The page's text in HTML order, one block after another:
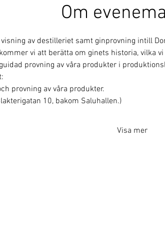
Om
av destilleriet samt ginprovning intill
vi att berätta om ginets historia, vilka
provning av våra produkter i
provning av våra produkter.
10, bakom Saluhallen.)
Visa mer